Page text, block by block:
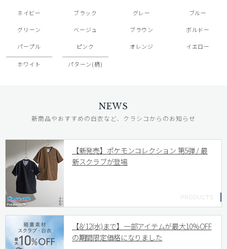
ネイビー ブラック グレー ブルー
グリーン ベージュ ブラウン ボルドー
パープル ピンク オレンジ イエロー
ホワイト パターン(柄)
NEWS
新商品やおすすめの白衣など、クラシコからのお知らせ
【新発売】ポケモンコレクション 第5弾 / 最
新スクラブが登場
【8/12(水)まで】一部アイテムが最大10%OFF
の期間限定価格になりました